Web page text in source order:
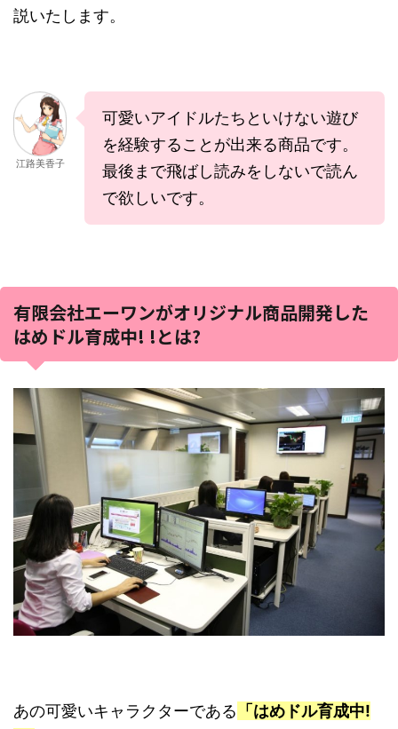
説いたします。
江路美香子
可愛いアイドルたちといけない遊び
を経験することが出来る商品です。
最後まで飛ばし読みをしないで読ん
で欲しいです。
有限会社エーワンがオリジナル商品開発した
はめドル育成中! !とは?
あの可愛いキャラクターである 「はめドル育成中!